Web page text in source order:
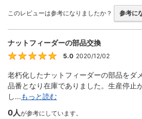
このレビューは参考になりましたか？ 参考に
ナットフィーダーの部品交換
5
5.0 2020/12/02
老朽化したナットフィーダーの部品をダ
品番となり在庫でありました。生産停止
し...もっと読む
0人が参考にしています。